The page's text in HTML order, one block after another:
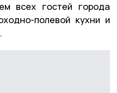
всех гостей города
полевой кухни и